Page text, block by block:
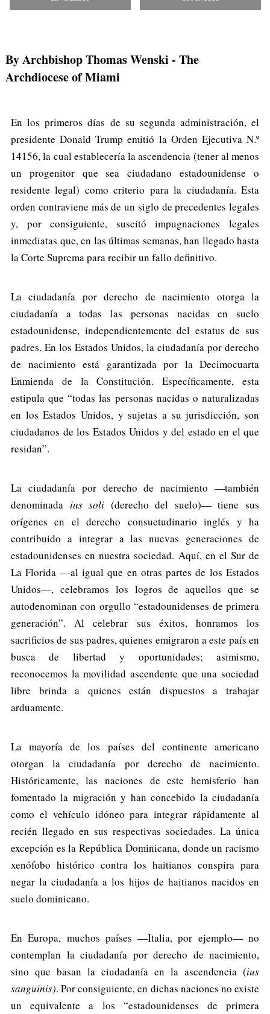
By Archbishop Thomas Wenski - The
Archdiocese of Miami
En los primeros días de su segunda administración, el
presidente Donald Trump emitió la Orden Ejecutiva N.º
14156, la cual establecería la ascendencia (tener al menos
un progenitor que sea ciudadano estadounidense o
residente legal) como criterio para la ciudadanía. Esta
orden contraviene más de un siglo de precedentes legales
y, por consiguiente, suscitó impugnaciones legales
inmediatas que, en las últimas semanas, han llegado hasta
la Corte Suprema para recibir un fallo definitivo.
La ciudadanía por derecho de nacimiento otorga la
ciudadanía a todas las personas nacidas en suelo
estadounidense, independientemente del estatus de sus
padres. En los Estados Unidos, la ciudadanía por derecho
de nacimiento está garantizada por la Decimocuarta
Enmienda de la Constitución. Específicamente, esta
estipula que “todas las personas nacidas o naturalizadas
en los Estados Unidos, y sujetas a su jurisdicción, son
ciudadanos de los Estados Unidos y del estado en el que
residan”.
La ciudadanía por derecho de nacimiento —también
denominada ius soli (derecho del suelo)— tiene sus
orígenes en el derecho consuetudinario inglés y ha
contribuido a integrar a las nuevas generaciones de
estadounidenses en nuestra sociedad. Aquí, en el Sur de
La Florida —al igual que en otras partes de los Estados
Unidos—, celebramos los logros de aquellos que se
autodenominan con orgullo “estadounidenses de primera
generación”. Al celebrar sus éxitos, honramos los
sacrificios de sus padres, quienes emigraron a este país en
busca de libertad y oportunidades; asimismo,
reconocemos la movilidad ascendente que una sociedad
libre brinda a quienes están dispuestos a trabajar
arduamente.
La mayoría de los países del continente americano
otorgan la ciudadanía por derecho de nacimiento.
Históricamente, las naciones de este hemisferio han
fomentado la migración y han concebido la ciudadanía
como el vehículo idóneo para integrar rápidamente al
recién llegado en sus respectivas sociedades. La única
excepción es la República Dominicana, donde un racismo
xenófobo histórico contra los haitianos conspira para
negar la ciudadanía a los hijos de haitianos nacidos en
suelo dominicano.
En Europa, muchos países —Italia, por ejemplo— no
contemplan la ciudadanía por derecho de nacimiento,
sino que basan la ciudadanía en la ascendencia (ius
sanguinis). Por consiguiente, en dichas naciones no existe
un equivalente a los “estadounidenses de primera